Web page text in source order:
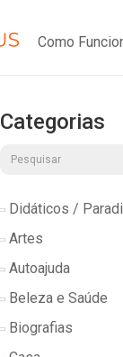
Como
Categorias
Didáticos /
Artes
Autoajuda
Beleza e Saúde
Biografias